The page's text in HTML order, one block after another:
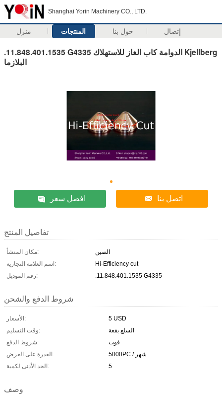
Shanghai Yorin Machinery CO., LTD.
منزل المنتجات حول بنا إتصال
.11.848.401.1535 G4335 الدوامة كاب الغاز للاستهلاك Kjellberg
البلازما
افضل سعر اتصل بنا
تفاصيل المنتج
مكان المنشأ:
الصين
اسم العلامة التجارية:
Hi-Efficiency cut
رقم الموديل:
.11.848.401.1535 G4335
شروط الدفع والشحن
الأسعار:
5 USD
وقت التسليم:
السلع بقعة
شروط الدفع:
فوب
القدرة على العرض:
5000PC / شهر
الحد الأدنى لكمية:
5
وصف